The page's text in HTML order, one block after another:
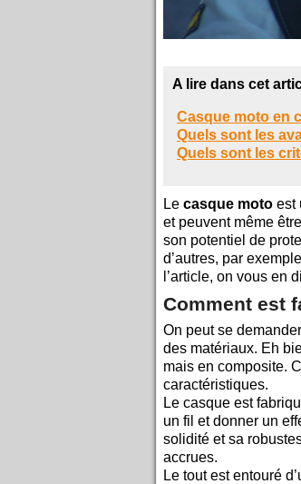
A lire dans cet
Casque moto en
Quels sont les
Quels sont les
Le casque moto est
et peuvent même
son potentiel de
d’autres, par
l’article, on vous en
Comment est
On peut se
des matériaux. Eh
mais en composite.
caractéristiques.
Le casque est
un fil et donner un
solidité et sa
accrues.
Le tout est entouré